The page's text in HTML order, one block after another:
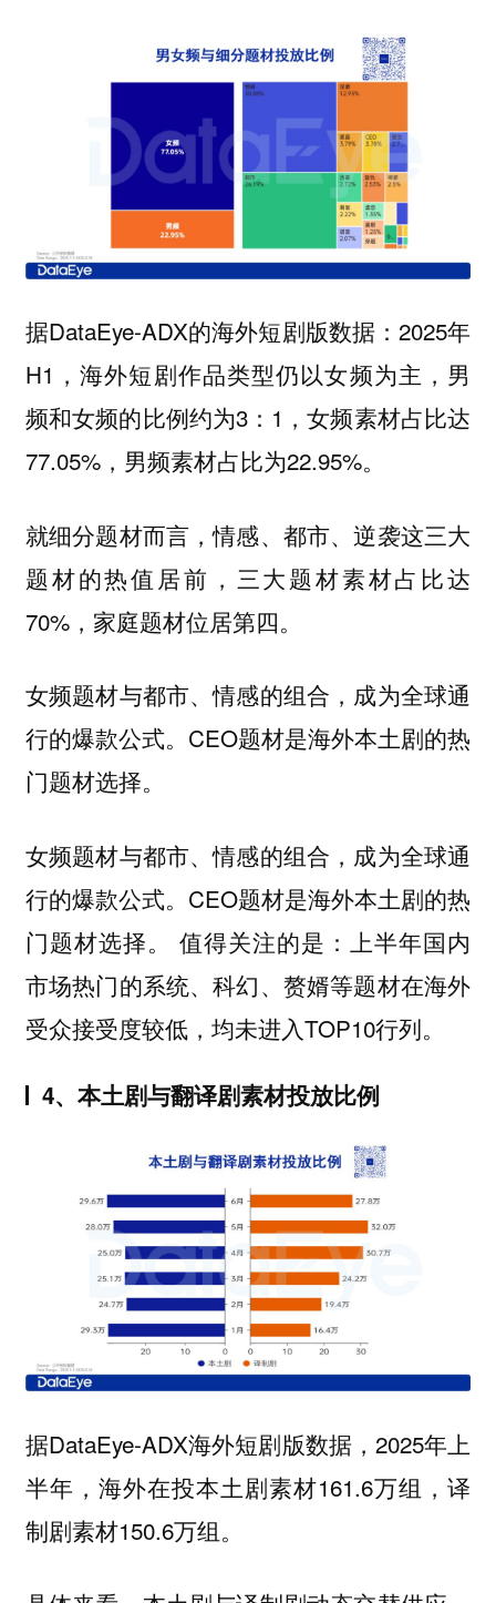
据DataEye-ADX的海外短剧版数据：2025年
H1，海外短剧作品类型仍以女频为主，男
频和女频的比例约为3：1，女频素材占比达
77.05%，男频素材占比为22.95%。
就细分题材而言，情感、都市、逆袭这三大
题材的热值居前，三大题材素材占比达
70%，家庭题材位居第四。
女频题材与都市、情感的组合，成为全球通
行的爆款公式。CEO题材是海外本土剧的热
门题材选择。
女频题材与都市、情感的组合，成为全球通
行的爆款公式。CEO题材是海外本土剧的热
门题材选择。 值得关注的是：上半年国内
市场热门的系统、科幻、赘婿等题材在海外
受众接受度较低，均未进入TOP10行列。
4、本土剧与翻译剧素材投放比例
据DataEye-ADX海外短剧版数据，2025年上
半年，海外在投本土剧素材161.6万组，译
制剧素材150.6万组。